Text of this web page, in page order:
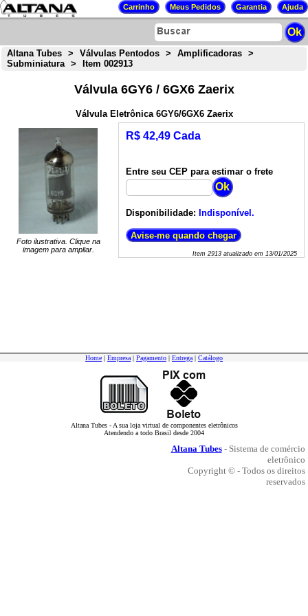
Altana Tubes > Válvulas Pentodos > Amplificadoras
>
Subminiatura
> Item 002913
Válvula 6GY6 / 6GX6 Zaerix
Válvula Eletrônica 6GY6/6GX6 Zaerix
Foto ilustrativa. Clique na
imagem para ampliar.
R$ 42,49 Cada
Entre seu CEP para estimar o frete
Disponibilidade: Indisponível.
Item 2913atualizado em 13/01/2025
Home | Empresa | Pagamento | Entrega | Catálogo
Altana Tubes - A sua loja virtual de componentes eletrônicos
Atendendo a todo Brasil desde 2004
Altana Tubes- Sistema de comércio
eletrônico
Copyright © - Todos os direitos
reservados